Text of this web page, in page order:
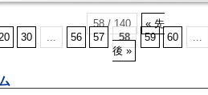
58 / 140
« 先
30 ... 56 57 58 59 60 ...
後 »